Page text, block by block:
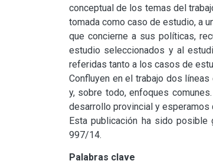
conceptual de los temas del
tomada como caso de estudio, a
que concierne a sus políticas,
estudio seleccionados y al
referidas tanto a los casos de
Confluyen en el trabajo dos
y, sobre todo, enfoques
desarrollo provincial y esperamos
Esta publicación ha sido posible
997/14.
Palabras clave